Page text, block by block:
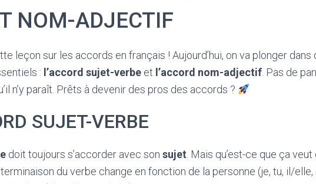
NOM-ADJECTIF
leçon sur les accords en français ! Aujourd’hui, on va plonger dans
: l’accord sujet-verbe et l’accord nom-adjectif . Pas de
n’y paraît. Prêts à devenir des pros des accords ?
SUJET-VERBE
doit toujours s’accorder avec son sujet . Mais qu’est-ce que ça veut
du verbe change en fonction de la personne (je, tu, il/elle,